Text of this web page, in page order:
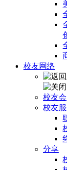
校友网络
校友会
校友
分享